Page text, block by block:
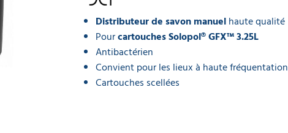
Distributeur de savon manuelhaute qualité
Pourcartouches Solopol® GFX™ 3.25L
Antibactérien
Convient pour les lieux à haute fréquentation
Cartouches scellées